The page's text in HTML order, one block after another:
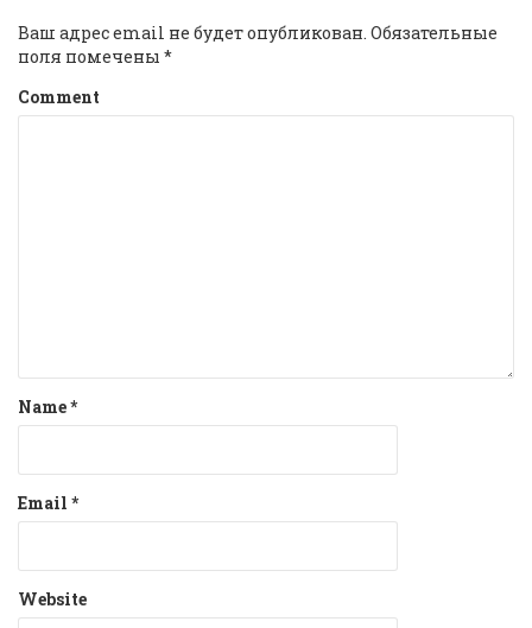
Ваш адрес email не будет опубликован. Обязательные
поля помечены *
Comment
Name*
Email *
Website